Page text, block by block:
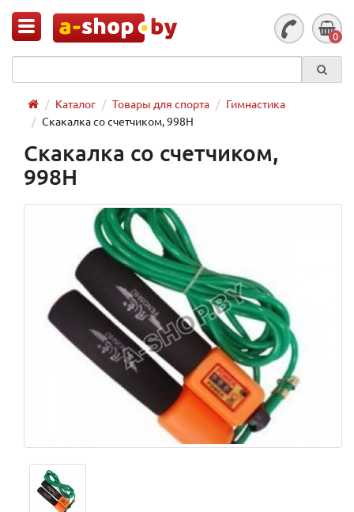
0
Каталог Товары для спорта
Гимнастика
Скакалка со счетчиком, 998H
Скакалка со счетчиком,
998H